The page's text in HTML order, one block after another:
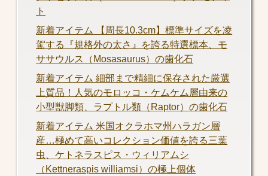
ト
新着アイテム 【周長10.3cm】標準サイズを凌
駕する『規格外の太さ』を誇る特選標本、モ
ササウルス（Mosasaurus）の歯化石
新着アイテム 細部まで精細に保存された厳選
上質品！人気のモロッコ・ケムケム層由来の
小型獣脚類、ラプトル類（Raptor）の歯化石
新着アイテム 米国オクラホマ州ハラガン層
産…極めて高いコレクション価値を誇る三葉
虫、ケトネラスピス・ウィリアムシ
（Kettneraspis williamsi）の極上個体